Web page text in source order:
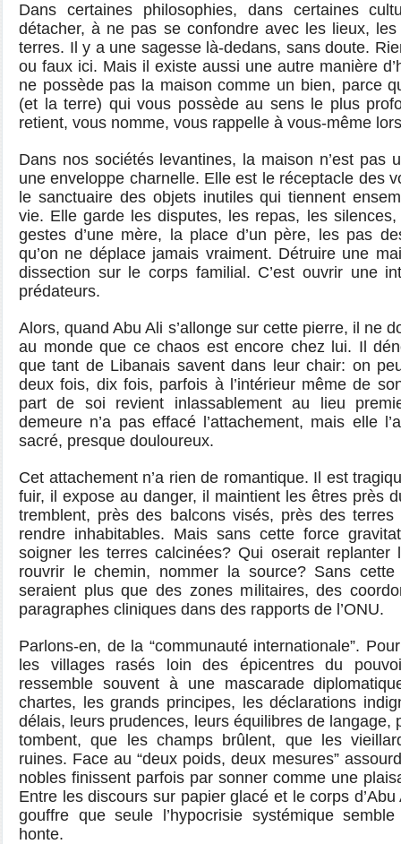
Dans certaines philosophies, dans certaines
détacher, à ne pas se confondre avec les lieux,
terres. Il y a une sagesse là-dedans, sans doute.
ou faux ici. Mais il existe aussi une autre manière
ne possède pas la maison comme un bien, parce
(et la terre) qui vous possède au sens le plus
retient, vous nomme, vous rappelle à vous-même
Dans nos sociétés levantines, la maison n’est pas
une enveloppe charnelle. Elle est le réceptacle des
le sanctuaire des objets inutiles qui tiennent
vie. Elle garde les disputes, les repas, les
gestes d’une mère, la place d’un père, les pas
qu’on ne déplace jamais vraiment. Détruire une
dissection sur le corps familial. C’est ouvrir une
prédateurs.
Alors, quand Abu Ali s’allonge sur cette pierre, il ne
au monde que ce chaos est encore chez lui. Il
que tant de Libanais savent dans leur chair: on
deux fois, dix fois, parfois à l’intérieur même de
part de soi revient inlassablement au lieu
demeure n’a pas effacé l’attachement, mais elle
sacré, presque douloureux.
Cet attachement n’a rien de romantique. Il est
fuir, il expose au danger, il maintient les êtres près
tremblent, près des balcons visés, près des terres
rendre inhabitables. Mais sans cette force
soigner les terres calcinées? Qui oserait replanter
rouvrir le chemin, nommer la source? Sans
seraient plus que des zones militaires, des
paragraphes cliniques dans des rapports de l’ONU.
Parlons-en, de la “communauté internationale”.
les villages rasés loin des épicentres du
ressemble souvent à une mascarade
chartes, les grands principes, les déclarations
délais, leurs prudences, leurs équilibres de langage,
tombent, que les champs brûlent, que les
ruines. Face au “deux poids, deux mesures”
nobles finissent parfois par sonner comme une
Entre les discours sur papier glacé et le corps
gouffre que seule l’hypocrisie systémique
honte.